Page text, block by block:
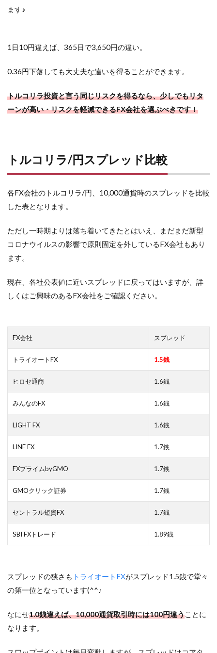
ます♪
1日10円違えば、365日で3,650円の違い。
0.36円下落しても大丈夫な違いを得ることができます。
トルコリラ投資と言う同じリスクを得るなら、少しでもリタ
ーンが高い・リスクを軽減できるFX会社を選ぶべきです！
トルコリラ/円スプレッド比較
各FX会社のトルコリラ/円、10,000通貨時のスプレッドを比較
した表となります。
ただし一時期よりは落ち着いてきたとはいえ、まだまだ新型
コロナウイルスの影響で原則固定を外しているFX会社もあり
ます。
現在、各社公表値に近いスプレッドに戻ってはいますが、詳
しくはご興味のあるFX会社をご確認ください。
FX会社 スプレッド
トライオートFX 1.5銭
ヒロセ通商 1.6銭
みんなのFX 1.6銭
LIGHT FX 1.6銭
LINE FX 1.7銭
FXプライムbyGMO 1.7銭
GMOクリック証券 1.7銭
セントラル短資FX 1.7銭
SBI FXトレード 1.89銭
スプレッドの狭さも トライオートFXがスプレッド1.5銭で堂々
の第一位となっています(^^♪
なにせ1.0銭違えば、10,000通貨取引時には100円違うことに
なります。